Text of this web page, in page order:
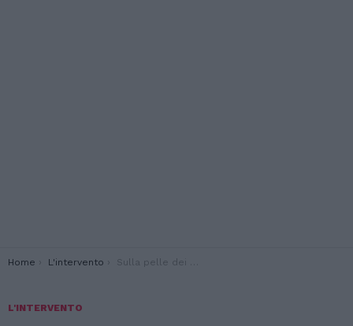
You are here:
Home L'intervento Sulla pelle dei rifugiati. Ecco quello che la cattiva informazione non dice
L'INTERVENTO